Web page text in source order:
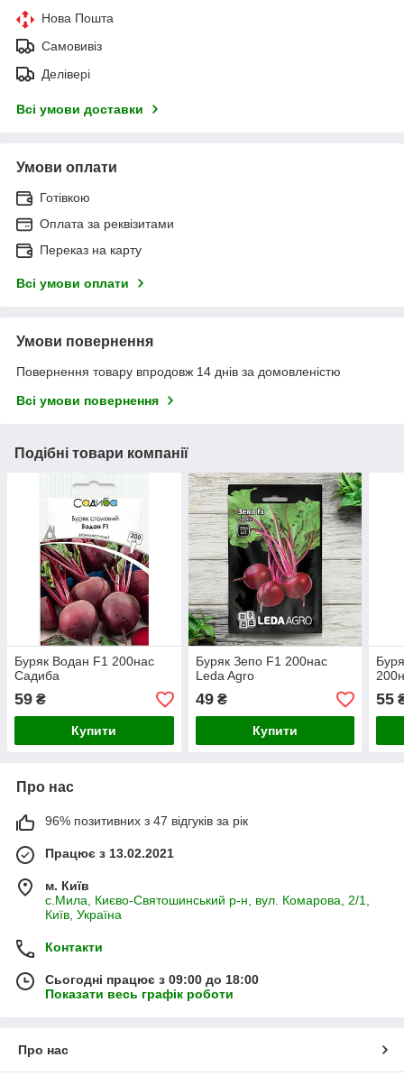
Нова Пошта
Самовивіз
Делівері
Всі умови доставки
Умови оплати
Готівкою
Оплата за реквізитами
Переказ на карту
Всі умови оплати
Умови повернення
Повернення товару впродовж 14 днів за домовленістю
Всі умови повернення
Подібні товари компанії
Буряк Водан F1 200нас
Садиба
59 ₴
Купити
Буряк Зепо F1 200нас
Leda Agro
49₴
Купити
55
Про нас
96% позитивних з 47 відгуків за рік
Працює з 13.02.2021
м. Київ
с.Мила, Києво-Святошинський р-н, вул. Комарова, 2/1,
Київ, Україна
Контакти
Сьогодні працює з 09:00 до 18:00
Показати весь графік роботи
Про нас